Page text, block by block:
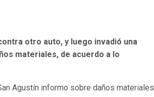
otro auto, y luego invadió una
materiales, de acuerdo a lo
Agustín informo sobre daños materiales